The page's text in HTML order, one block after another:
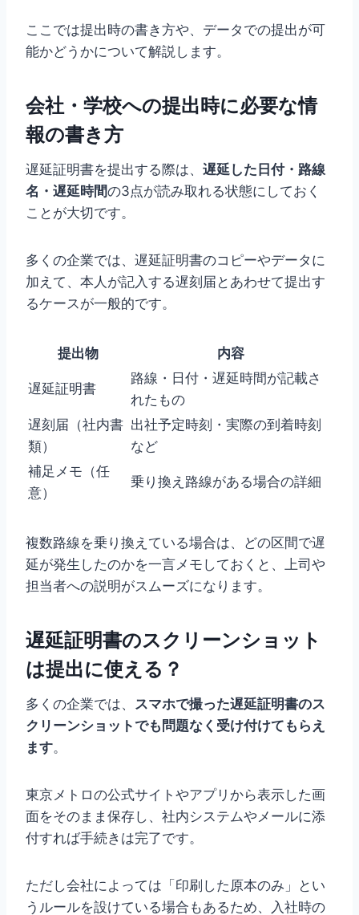
ここでは提出時の書き方や、データでの提出が可
能かどうかについて解説します。
会社・学校への提出時に必要な情
報の書き方
遅延証明書を提出する際は、 遅延した日付・路線
名・遅延時間の3点が読み取れる状態にしておく
ことが大切です。
多くの企業では、遅延証明書のコピーやデータに
加えて、本人が記入する遅刻届とあわせて提出す
るケースが一般的です。
提出物 内容
遅延証明書
路線・日付・遅延時間が記載さ
れたもの
遅刻届（社内書
類）
出社予定時刻・実際の到着時刻
など
補足メモ（任
意）
乗り換え路線がある場合の詳細
複数路線を乗り換えている場合は、どの区間で遅
延が発生したのかを一言メモしておくと、上司や
担当者への説明がスムーズになります。
遅延証明書のスクリーンショット
は提出に使える？
多くの企業では、 スマホで撮った遅延証明書のス
クリーンショットでも問題なく受け付けてもらえ
ます。
東京メトロの公式サイトやアプリから表示した画
面をそのまま保存し、社内システムやメールに添
付すれば手続きは完了です。
ただし会社によっては「印刷した原本のみ」とい
うルールを設けている場合もあるため、入社時の